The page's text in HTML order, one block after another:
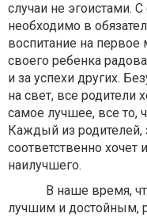
случаи не эгоистами.
необходимо в
воспитание на первое
своего ребенка
и за успехи других.
на свет, все родители
самое лучшее, все то,
Каждый из
соответственно хочет
наилучшего.
В наше время,
лучшим и достойным,